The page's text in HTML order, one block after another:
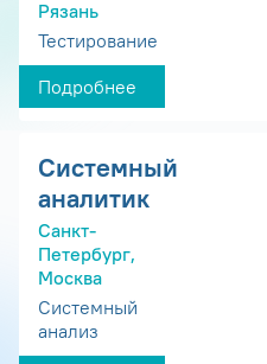
Рязань
Тестирование
Подробнее
Системный
аналитик
Санкт-
Петербург,
Москва
Системный
анализ